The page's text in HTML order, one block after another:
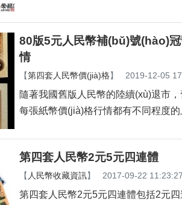
80版5元人民幣補(bǔ)號(hào)冠
情
【第四套人民幣價(jià)格】 2019-12-05
隨著我國舊版人民幣的陸續(xù)退市
每張紙幣價(jià)格行情都有不同程度的
第四套人民幣2元5元四連體
【 人民幣收藏資訊】 2017-09-22 11:23:27
第四套人民幣2元5元四連體包括2元